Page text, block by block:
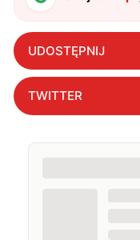
UDOSTĘPNIJ
TWITTER